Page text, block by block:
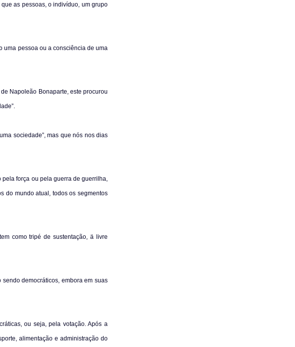
as pessoas, o indivíduo, um grupo
uma pessoa ou a consciência de uma
Napoleão Bonaparte, este procurou
sociedade”, mas que nós nos dias
força ou pela guerra de guerrilha,
do mundo atual, todos os segmentos
como tripé de sustentação, ä livre
democráticos, embora em suas
ou seja, pela votação. Após a
alimentação e administração do